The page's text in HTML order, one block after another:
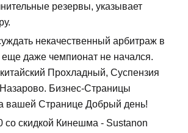
резервы, указывает
некачественный арбитраж в
еще даже чемпионат не начался.
Прохладный, Суспензия
Бизнес-Страницы
вашей Странице Добрый день!
со скидкой Кинешма - Sustanon